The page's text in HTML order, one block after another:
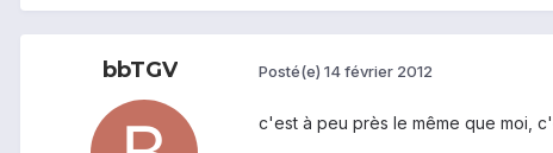
bbTGV Posté(e) 14 février 2012
c'est à peu près le même que moi,